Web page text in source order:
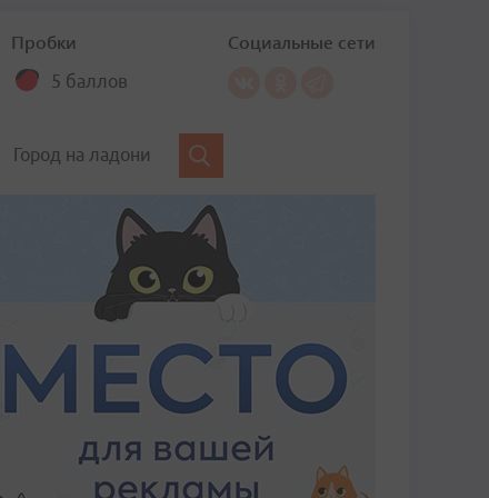
Пробки
5 баллов
Социальные сети
Город на ладони